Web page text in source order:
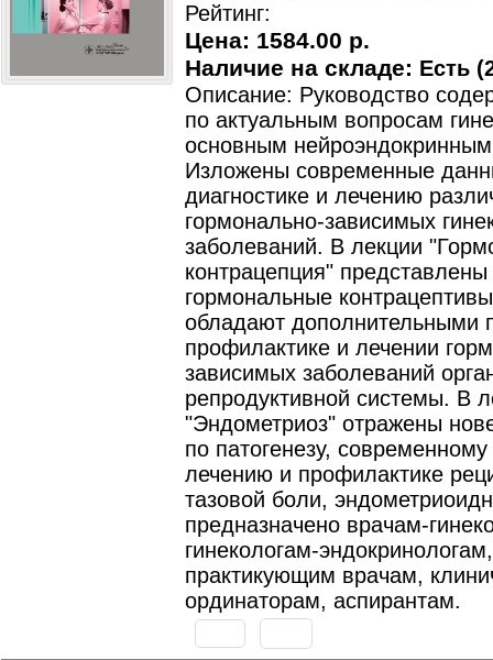
Рейтинг:
Цена: 1584.00 р.
Наличие на складе: Есть
Описание: Руководство
по актуальным вопросам
основным
Изложены современные
диагностике и лечению
гормонально-зависимых
заболеваний. В лекции
контрацепция"
гормональные
обладают дополнительными
профилактике и лечении
зависимых заболеваний
репродуктивной системы. В
"Эндометриоз" отражены
по патогенезу,
лечению и профилактике
тазовой боли,
предназначено врачам-
гинекологам-
практикующим врачам,
ординаторам, аспирантам.